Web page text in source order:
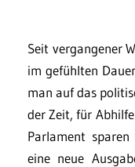
Seit vergangener
im gefühlten
man auf das
der Zeit, für
Parlament
eine neue